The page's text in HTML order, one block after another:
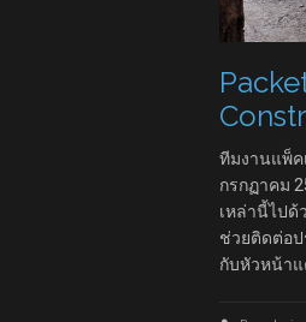
ทีมงานแพ็ค
กรกฏาคม
เหล่านี้ไปด้
ช่วยติดต่อป
กับหัวหน้า